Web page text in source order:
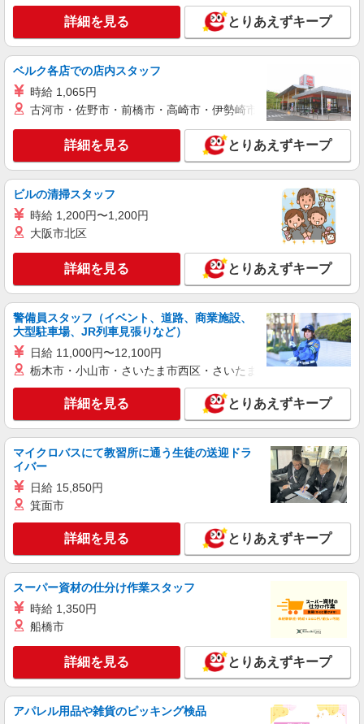
【docomo】の携帯販売スタッフ
時給1300円〜 ※残業代支給 ★交通費別途支給
（規定あり） ゜+゜・。○。・゜+゜・。○。・゜
+゜ 入社祝い金10万円支給(規定有) お友達を紹介
頂くと, インセンティブ支給(規定有) ★月2回払
い・週払い可能（規程有）★ ゜・。○。・゜
鹿児島県鹿屋市のdocomoショップ
詳細を見る
株式会社シエロ
スマホ携帯販売【ソフトバンク】
時給1400円〜1450円（経験・能力による） ※
残業代支給 ★交通費別途支給（規定あり） ゜
+゜・。○。・゜+゜・。○。・゜+゜ 入社祝い金10
万円支給(規定有) お友達を紹介頂くと, インセンテ
ィブ支給(規定有) ★月2回払い・週払い可能（規程
有）★ ゜・。○。・゜+゜・。○。・゜+゜
キープ 詳細を見る
派遣社員
株式会社シエロ
【softbank】の携帯販売スタッフ
月給200000円〜270000円（経験・能力によ
る） 固定残業代:15000円〜20000円（10時間相
当） ※職務手当との名称で、時間外労働の有無に
かかわらず、固定残業代として支給（役職と給与
に応じて計算。役職についていない正社員は
20,000円を支給）。超過分の時間外労働は追加で
残業代を支給。 ※試用期間あり3ヶ月月給25万円
以上 ※残業代支給 ★交通費別途支給（規定あり）
゜+゜・。○。・゜+゜・。○。・゜+゜ 入社祝い金
ティブ支給(規定有) ゜・。○。・゜+゜・。
○。・゜+゜
鹿児島県鹿屋市のsoftbankショップ
キープ 詳細を見る
派遣社員
株式会社シエロ
月給267700円〜 ※残業代支給 ★交通費別途支
給（規定あり） ゜+゜・。○。・゜+゜・。
を紹介頂くと, インセンティブ支給(規定有) ゜・。
○。・゜+゜・。○。・゜+゜
鹿児島県鹿屋市の家電量販店
キープ 詳細を見る
派遣社員
株式会社シエロ
【楽天モバイル】の携帯販売スタッフ
時給1650円〜1850円（経験・能力による） ※
残業代支給 ★交通費別途支給（規定あり） ゜
詳細を見る とりあえずキープ
ベルク各店での店内スタッフ
時給 1,065円
古河市・佐野市・前橋市・高崎市・伊勢崎市・太田市・館林市
詳細を見る とりあえずキープ
ビルの清掃スタッフ
時給 1,200円〜1,200円
大阪市北区
詳細を見る とりあえずキープ
警備員スタッフ（イベント、道路、商業施設、
大型駐車場、JR列車見張りなど）
日給 11,000円〜12,100円
栃木市・小山市・さいたま市西区・さいたま市岩槻区・久喜市・
詳細を見る とりあえずキープ
マイクロバスにて教習所に通う生徒の送迎ドラ
イバー
日給 15,850円
箕面市
詳細を見る とりあえずキープ
スーパー資材の仕分け作業スタッフ
時給 1,350円
船橋市
詳細を見る とりあえずキープ
アパレル用品や雑貨のピッキング検品